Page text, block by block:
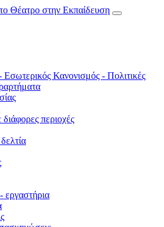
Εσωτερικός Κανονισμός - Πολιτικές
περιοχές